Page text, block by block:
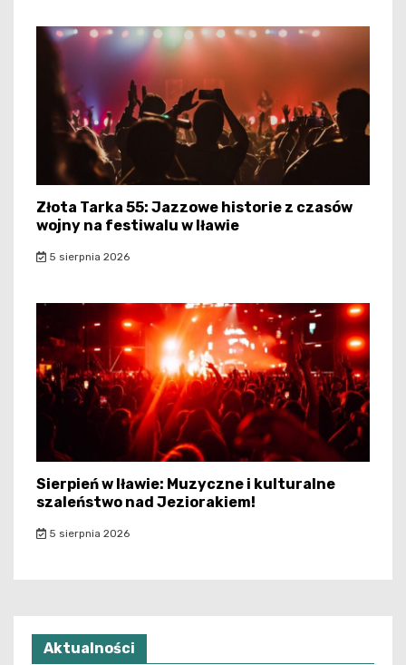
Złota Tarka 55: Jazzowe historie z czasów
wojny na festiwalu w Iławie
5 sierpnia 2026
Sierpień w Iławie: Muzyczne i kulturalne
szaleństwo nad Jeziorakiem!
5 sierpnia 2026
Aktualności